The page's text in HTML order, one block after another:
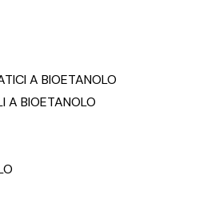
A BIOETANOLO
A BIOETANOLO